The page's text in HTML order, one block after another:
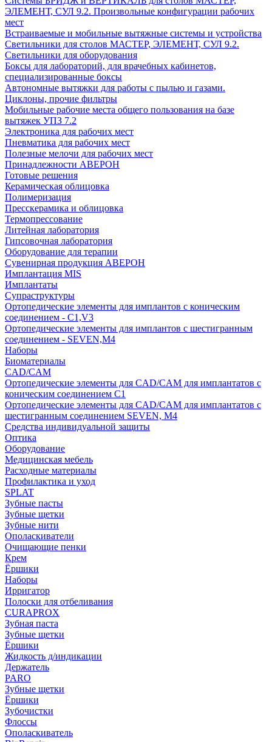
ЭЛЕМЕНТ, СУЛ 9.2. Произвольные конфигурации рабочих
мест
Встраиваемые и мобильные вытяжные системы и устройства
Светильники для столов МАСТЕР, ЭЛЕМЕНТ, СУЛ 9.2.
Светильники для оборудования
Боксы для лабораторий, для врачебных кабинетов,
специализированные боксы
Автономные вытяжки для работы с пылью и газами.
Циклоны, прочие фильтры
Мобильные рабочие места общего пользования на базе
вытяжек УПЗ 7.2
Электроника для рабочих мест
Пневматика для рабочих мест
Полезные мелочи для рабочих мест
Принадлежности АВЕРОН
Готовые решения
Керамическая облицовка
Полимеризация
Пресскерамика и облицовка
Термопрессование
Литейная лаборатория
Гипсовочная лаборатория
Оборудование для терапии
Сувенирная продукция АВЕРОН
Имплантация MIS
Имплантаты
Супраструктуры
Ортопедические элементы для имплантов с коническим
соединением - C1,V3
Ортопедические элементы для имплантов с шестигранным
соединением - SEVEN,M4
Наборы
Биоматериалы
CAD/CAM
Ортопедические элементы для CAD/CAM для имплантатов с
коническим соединением С1
Ортопедические элементы для CAD/CAM для имплантатов с
шестигранным соединением SEVEN, М4
Средства индивидуальной защиты
Оптика
Оборудование
Медицинская мебель
Расходные материалы
Профилактика и уход
SPLAT
Зубные пасты
Зубные щетки
Зубные нити
Ополаскиватели
Очищающие пенки
Крем
Ёршики
Наборы
Ирригатор
Полоски для отбеливания
CURAPROX
Зубная паста
Зубные щетки
Ёршики
Жидкость д/индикации
Держатель
PARO
Зубные щетки
Ёршики
Зубочистки
Флоссы
Ополаскиватель